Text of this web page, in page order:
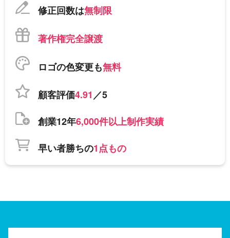
修正回数は無制限
著作権完全譲渡
ロゴの色変更も無料
顧客評価4.91／5
創業12年6,000件以上制作実績
早い者勝ちの1点もの